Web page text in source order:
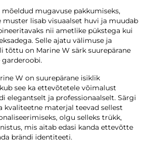
mugavuse pakkumiseks,
lisab visuaalset huvi ja muudab
nii ametlike pükstega kui
Selle ajatu välimuse ja
tõttu on Marine W särk suurepärane
garderoobi.
W on suurepärane isiklik
see ka ettevõtetele võimalust
elegantselt ja professionaalselt. Särgi
kvaliteetne materjal teevad sellest
olgu selleks trükk,
mis aitab edasi kanda ettevõtte
brändi identiteeti.